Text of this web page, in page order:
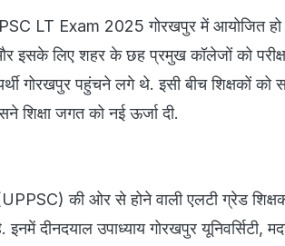
LT Exam 2025 गोरखपुर में आयोजित हो
और इसके लिए शहर के छह प्रमुख कॉलेजों को
गोरखपुर पहुंचने लगे थे. इसी बीच शिक्षकों को
शिक्षा जगत को नई ऊर्जा दी.
की ओर से होने वाली एलटी ग्रेड शिक्षक
दीनदयाल उपाध्याय गोरखपुर यूनिवर्सिटी,